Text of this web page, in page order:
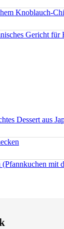
Knoblauch-
Gericht für
Dessert aus
mit